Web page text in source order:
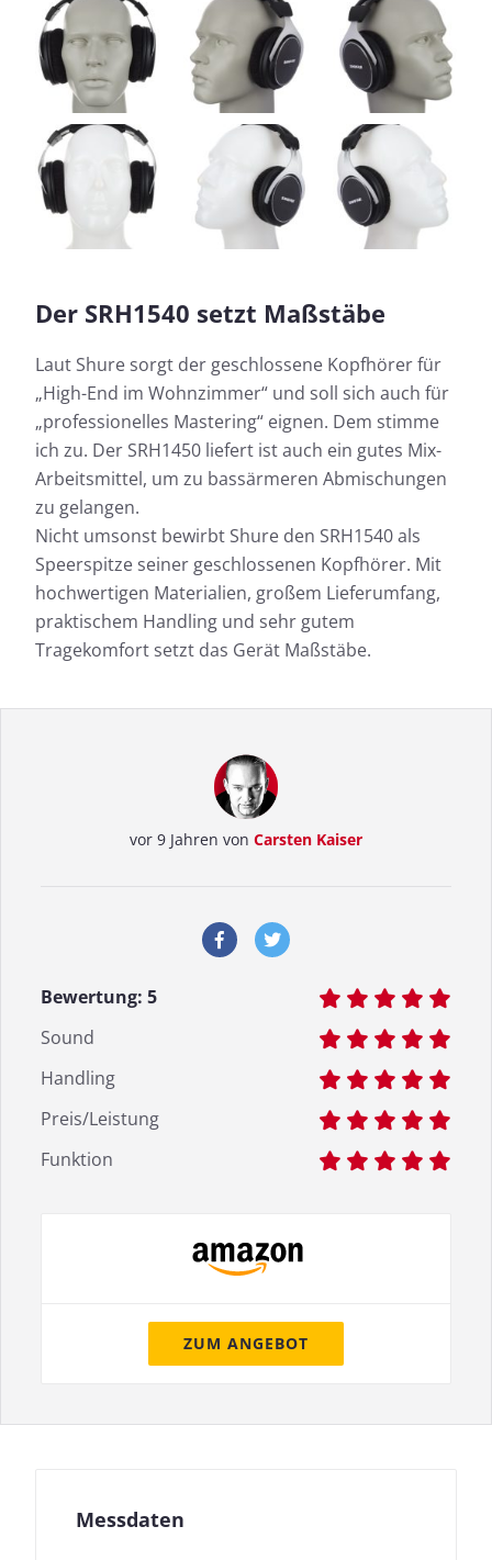
Der SRH1540 setzt Maßstäbe
Laut Shure sorgt der geschlossene Kopfhörer für
„High-End im Wohnzimmer“ und soll sich auch für
„professionelles Mastering“ eignen. Dem stimme
ich zu. Der SRH1450 liefert ist auch ein gutes Mix-
Arbeitsmittel, um zu bassärmeren Abmischungen
zu gelangen.
Nicht umsonst bewirbt Shure den SRH1540 als
Speerspitze seiner geschlossenen Kopfhörer. Mit
hochwertigen Materialien, großem Lieferumfang,
praktischem Handling und sehr gutem
Tragekomfort setzt das Gerät Maßstäbe.
vor 9 Jahren von Carsten Kaiser
Bewertung: 5
Sound
Handling
Preis/Leistung
Funktion
ZUM ANGEBOT
Messdaten